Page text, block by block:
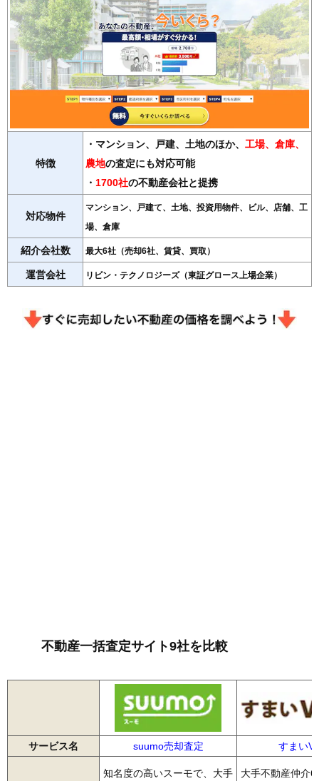
特徴
・マンション、戸建、土地のほか、 工場、倉庫、
農地の査定にも対応可能
・ 1700社の不動産会社と提携
対応物件
マンション、戸建て、土地、投資用物件、ビル、店舗、工
場、倉庫
紹介会社数 最大6社（売却6社、賃貸、買取）
運営会社 リビン・テクノロジーズ（東証グロース上場企業）
不動産一括査定サイト9社を比較
サービス名 suumo売却査定 すまい
知名度の高いスーモで、大手
大手不動産仲介